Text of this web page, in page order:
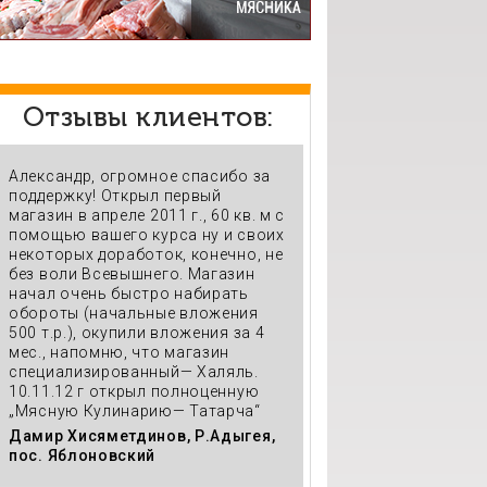
Отзывы клиентов:
Александр, огромное спасибо за
поддержку! Открыл первый
магазин в апреле 2011 г., 60 кв. м с
помощью вашего курса ну и своих
некоторых доработок, конечно, не
без воли Всевышнего. Магазин
начал очень быстро набирать
обороты (начальные вложения
500 т.р.), окупили вложения за 4
мес., напомню, что магазин
специализированный— Халяль.
10.11.12 г открыл полноценную
„Мясную Кулинарию— Татарча“
Дамир Хисяметдинов, Р.Адыгея,
пос. Яблоновский